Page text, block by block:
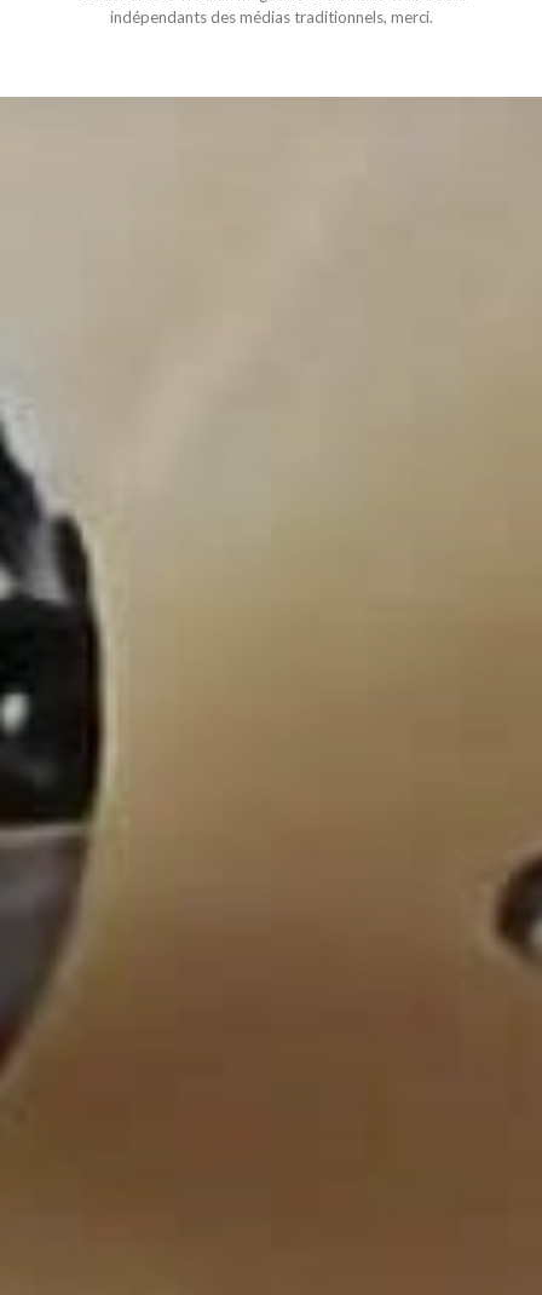
indépendants des médias traditionnels, merci.